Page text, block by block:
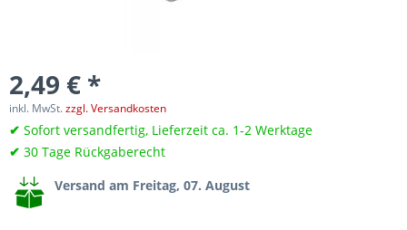
2,49 € *
inkl. MwSt.zzgl. Versandkosten
✔ Sofort versandfertig, Lieferzeit ca. 1-2 Werktage
✔ 30 Tage Rückgaberecht
Versand am Freitag, 07. August